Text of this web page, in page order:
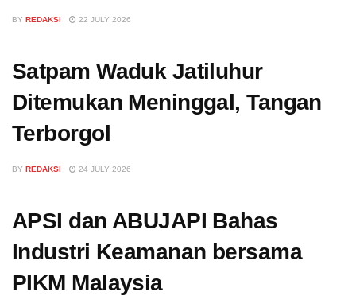
BY REDAKSI 22 JULY 2026
Satpam Waduk Jatiluhur
Ditemukan Meninggal, Tangan
Terborgol
BY REDAKSI 24 JULY 2026
APSI dan ABUJAPI Bahas
Industri Keamanan bersama
PIKM Malaysia